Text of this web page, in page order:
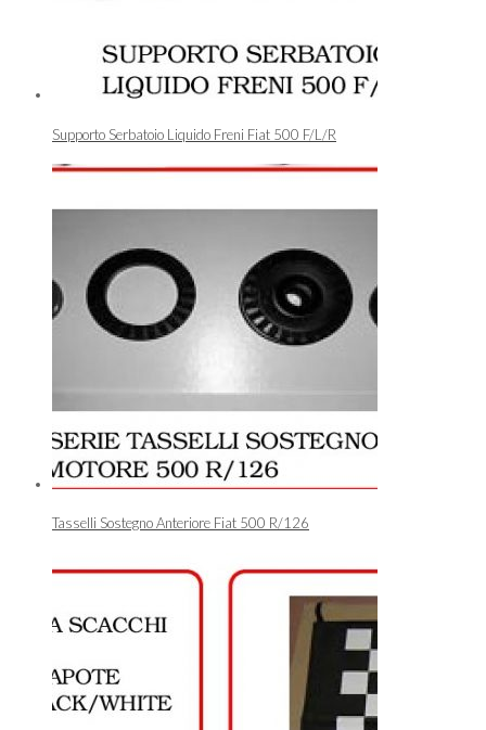
Supporto Serbatoio Liquido Freni Fiat 500 F/L/R
Tasselli Sostegno Anteriore Fiat 500 R/126